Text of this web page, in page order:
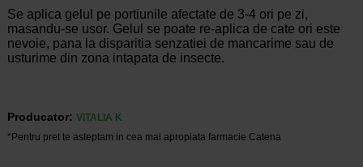
Se aplica gelul pe portiunile afectate de 3-4 ori pe zi,
masandu-se usor. Gelul se poate re-aplica de cate ori este
nevoie, pana la disparitia senzatiei de mancarime sau de
usturime din zona intapata de insecte.
Producator: VITALIA K
*Pentru pret te asteptam in cea mai apropiata farmacie Catena